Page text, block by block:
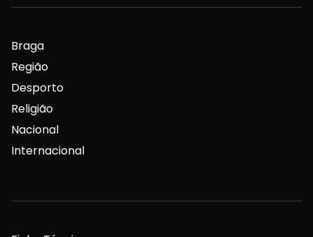
Braga
Região
Desporto
Religião
Nacional
Internacional